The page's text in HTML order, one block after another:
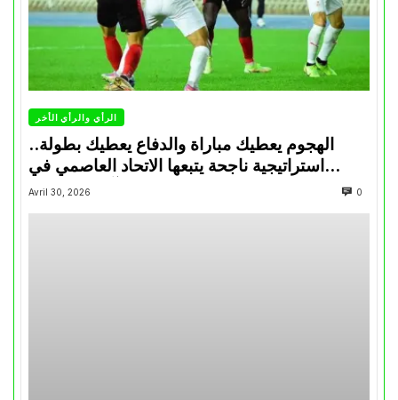
الرأي والرأي الأخر
الهجوم يعطيك مباراة والدفاع يعطيك بطولة..
استراتيجية ناجحة يتبعها الاتحاد العاصمي في
تتويجاته آخر السنوات
Avril 30, 2026 0